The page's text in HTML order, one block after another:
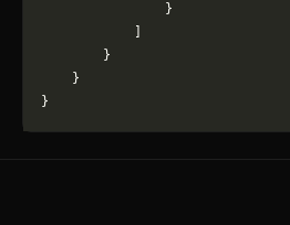
                }
        }
    }
}